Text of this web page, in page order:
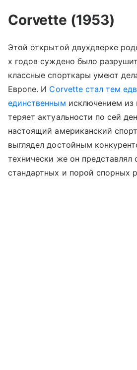
Corvette (1953)
Этой открытой двухдверке
х годов суждено было
классные спорткары умеют
Европе. И Corvette стал тем
единственным исключением из
теряет актуальности по сей
настоящий американский
выглядел достойным
технически же он представлял
стандартных и порой спорных